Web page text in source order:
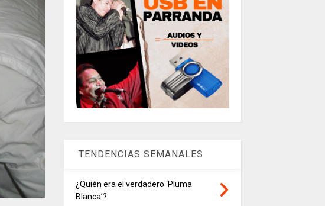
TENDENCIAS SEMANALES
¿Quién era el verdadero ‘Pluma
Blanca’?